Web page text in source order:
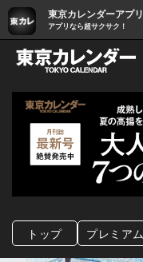
東京カレンダーアプリ
アプリなら超サクサク！
トップ プレミアム